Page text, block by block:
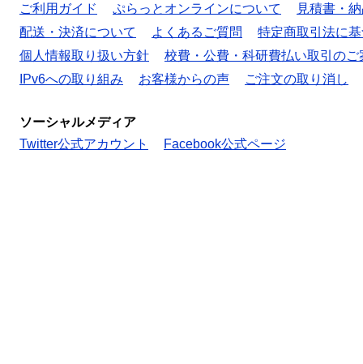
ご利用ガイド
ぷらっとオンラインについて
見積書・
配送・決済について
よくあるご質問
特定商取引法に
個人情報取り扱い方針
校費・公費・科研費払い取引のご
IPv6への取り組み
お客様からの声 ご注文の取り消し
ソーシャルメディア
Twitter公式アカウント
Facebook公式ページ